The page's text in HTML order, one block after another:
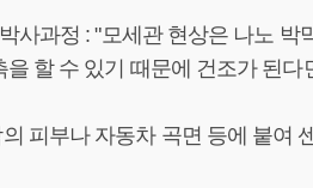
사과정 : "모세관 현상은 나노
할 수 있기 때문에 건조가 된다
피부나 자동차 곡면 등에 붙여